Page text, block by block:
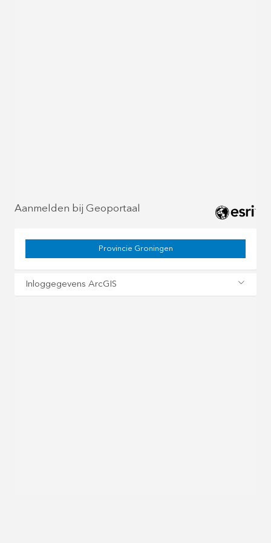
Aanmelden bij Geoportaal
Provincie Groningen
Inloggegevens ArcGIS